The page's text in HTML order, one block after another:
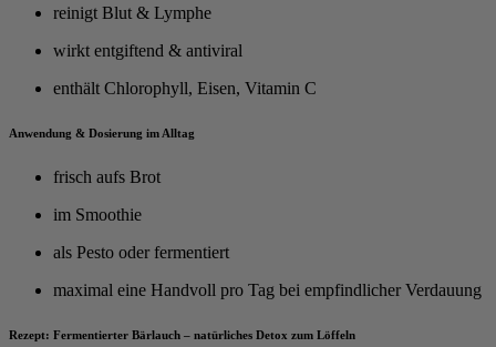
reinigt Blut & Lymphe
wirkt entgiftend & antiviral
enthält Chlorophyll, Eisen, Vitamin C
Anwendung & Dosierung im Alltag
frisch aufs Brot
im Smoothie
als Pesto oder fermentiert
maximal eine Handvoll pro Tag bei empfindlicher Verdauung
Rezept: Fermentierter Bärlauch – natürliches Detox zum Löffeln